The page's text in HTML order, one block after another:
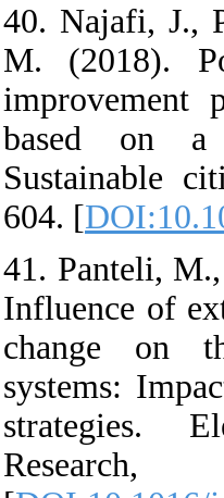
40. Najafi, J.,
M. (2018).
improvement
based on a
Sustainable
604. [
41. Panteli,
Influence of
change on
systems:
strategies.